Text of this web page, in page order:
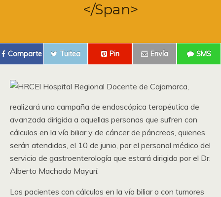
</span>
Comparte Tuitea Pin Envía SMS
El Hospital Regional Docente de Cajamarca,
realizará una campaña de endoscópica terapéutica de
avanzada dirigida a aquellas personas que sufren con
cálculos en la vía biliar y de cáncer de páncreas, quienes
serán atendidos, el 10 de junio, por el personal médico del
servicio de gastroenterología que estará dirigido por el Dr.
Alberto Machado Mayurí.
Los pacientes con cálculos en la vía biliar o con tumores